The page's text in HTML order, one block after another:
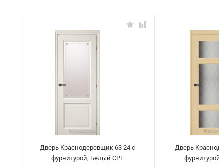
Дверь Краснодеревщик 63 24 с
фурнитурой, Белый CPL
Дверь